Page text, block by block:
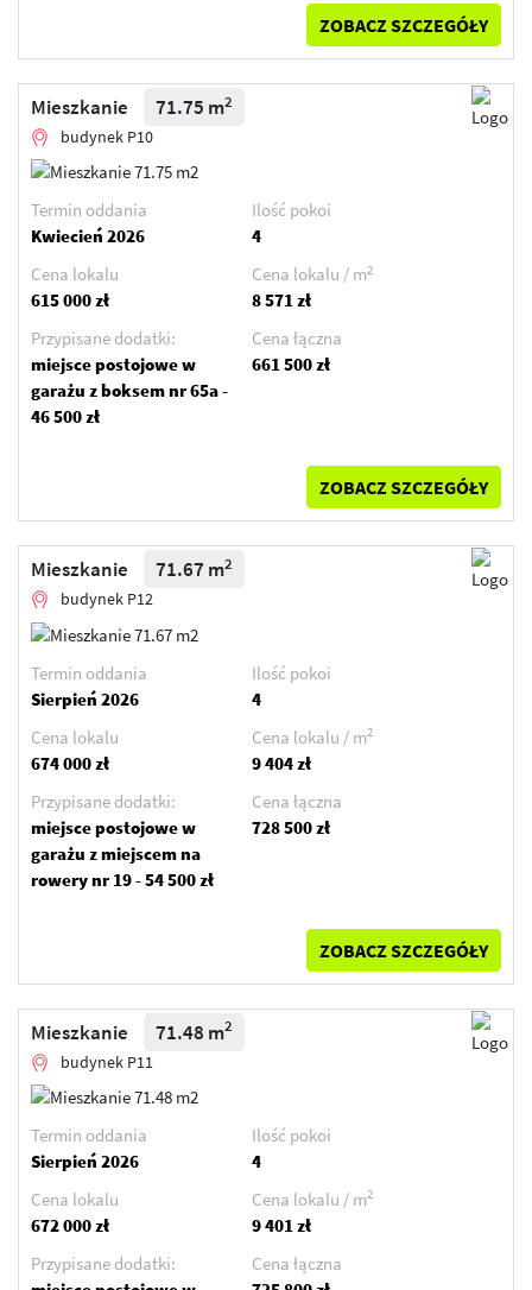
ZOBACZ SZCZEGÓŁY
Mieszkanie 71.75 m2
budynek P10
Termin oddania
Kwiecień 2026
Ilość pokoi
4
Cena lokalu
615 000 zł
Cena lokalu / m2
8 571 zł
Przypisane dodatki:
miejsce postojowe w
garażu z boksem nr 65a -
46 500 zł
Cena łączna
661 500 zł
ZOBACZ SZCZEGÓŁY
Mieszkanie 71.67 m2
budynek P12
Termin oddania
Sierpień 2026
Ilość pokoi
4
Cena lokalu
674 000 zł
Cena lokalu / m2
9 404 zł
Przypisane dodatki:
miejsce postojowe w
garażu z miejscem na
rowery nr 19 - 54 500 zł
Cena łączna
728 500 zł
ZOBACZ SZCZEGÓŁY
Mieszkanie 71.48 m2
budynek P11
Termin oddania
Sierpień 2026
Ilość pokoi
4
Cena lokalu
672 000 zł
Cena lokalu / m2
9 401 zł
Przypisane dodatki:
Cena łączna